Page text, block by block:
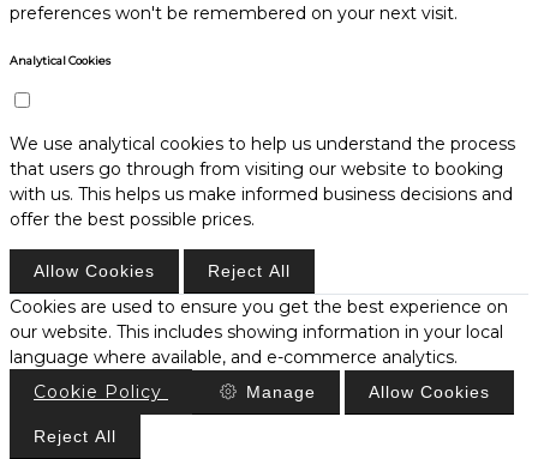
preferences won't be remembered on your next visit.
Analytical Cookies
We use analytical cookies to help us understand the process
that users go through from visiting our website to booking
with us. This helps us make informed business decisions and
offer the best possible prices.
Allow Cookies Reject All
Cookies are used to ensure you get the best experience on
our website. This includes showing information in your local
language where available, and e-commerce analytics.
Cookie Policy
Manage Allow Cookies
Reject All